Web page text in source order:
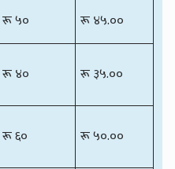
रू ५०
रू ४५.००
रू ४० रू ३५.००
रू ६० रू ५०.००